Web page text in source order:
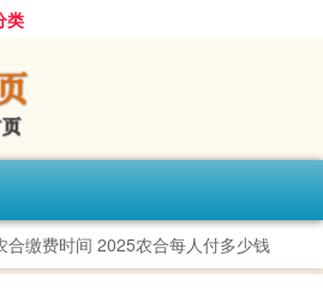
类
合缴费时间 2025农合每人付多少钱